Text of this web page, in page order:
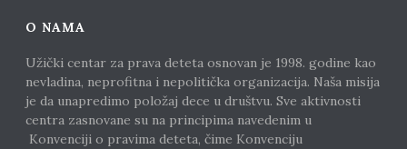
O NAMA
Užički centar za prava deteta osnovan je 1998. godine kao
nevladina, neprofitna i nepolitička organizacija. Naša misija
je da unapredimo položaj dece u društvu. Sve aktivnosti
centra zasnovane su na principima navedenim u
Konvenciji o pravima deteta, čime Konvenciju